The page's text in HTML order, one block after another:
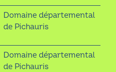
Domaine départemental
de Pichauris
Domaine départemental
de Pichauris